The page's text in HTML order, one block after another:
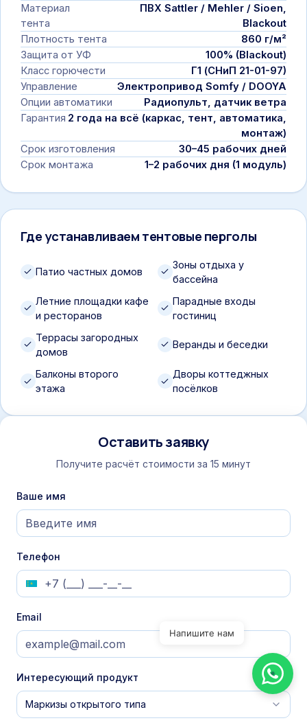
Материал
тента
ПВХ Sattler / Mehler / Sioen,
Blackout
Плотность тента
860 г/м²
Защита от УФ
100% (Blackout)
Класс горючести
Г1 (СНиП 21-01-97)
Управление
Электропривод Somfy / DOOYA
Опции автоматики
Радиопульт, датчик ветра
Гарантия 2 года на всё (каркас, тент, автоматика,
монтаж)
Срок изготовления
30–45 рабочих дней
Срок монтажа
1–2 рабочих дня (1 модуль)
Где устанавливаем тентовые перголы
Патио частных домов
Зоны отдыха у
бассейна
Летние площадки кафе
и ресторанов
Парадные входы
гостиниц
Террасы загородных
домов
Веранды и беседки
Балконы второго
этажа
Дворы коттеджных
посёлков
Оставить заявку
Получите расчёт стоимости за 15 минут
Ваше имя
Телефон
Email
Интересующий продукт
Маркизы открытого типа
Напишите нам